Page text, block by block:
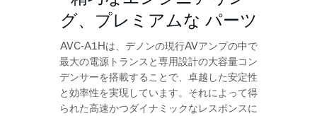
グ、プレミアムな パーツ
AVC-A1Hは、デノンの現行AVアンプの中で
最大の電源トランスと専用設計の大容量コン
デンサーを搭載することで、卓越した安定性
と効率性を実現しています。それによって得
られた高速かつダイナミックなレスポンスに